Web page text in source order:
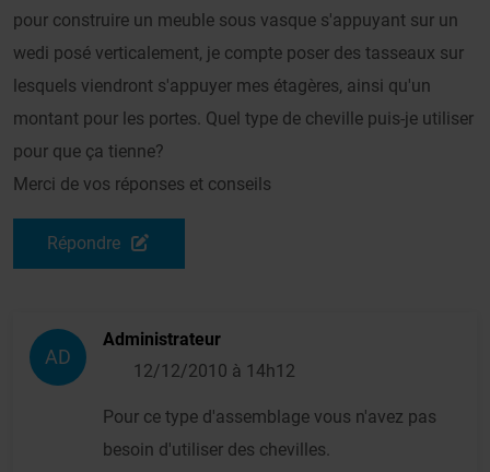
pour construire un meuble sous vasque s'appuyant sur un
wedi posé verticalement, je compte poser des tasseaux sur
lesquels viendront s'appuyer mes étagères, ainsi qu'un
montant pour les portes. Quel type de cheville puis-je utiliser
pour que ça tienne?
Merci de vos réponses et conseils
Répondre
AD
Administrateur
12/12/2010 à 14h12
Pour ce type d'assemblage vous n'avez pas
besoin d'utiliser des chevilles.